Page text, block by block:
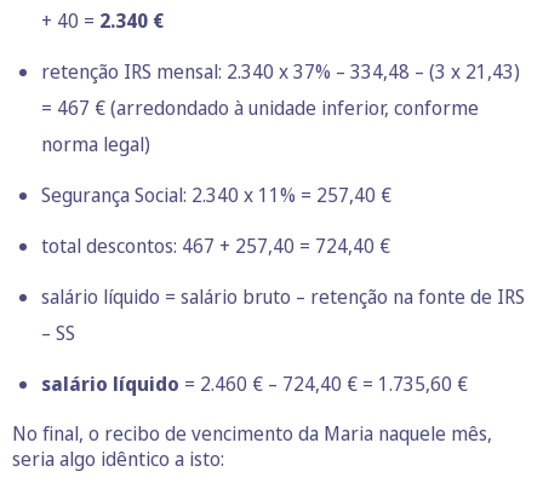
+ 40 = 2.340 €
retenção IRS mensal: 2.340 x 37% – 334,48 – (3 x 21,43)
= 467 € (arredondado à unidade inferior, conforme
norma legal)
Segurança Social: 2.340 x 11% = 257,40 €
total descontos: 467 + 257,40 = 724,40 €
salário líquido = salário bruto – retenção na fonte de IRS
– SS
salário líquido = 2.460 € – 724,40 € = 1.735,60 €
No final, o recibo de vencimento da Maria naquele mês,
seria algo idêntico a isto: